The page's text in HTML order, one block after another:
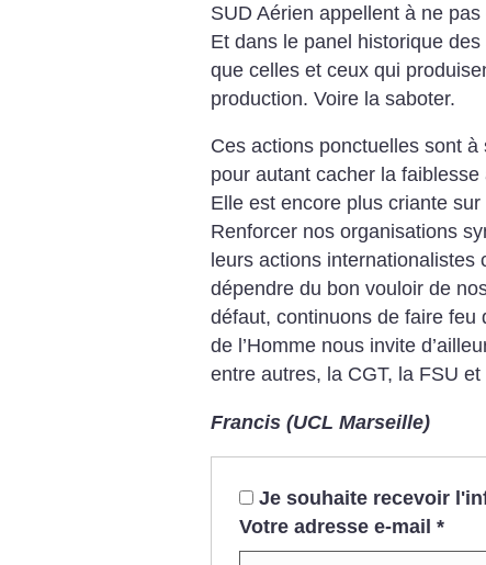
SUD Aérien appellent à ne
Et dans le panel historique
que celles et ceux qui
production. Voire la saboter.
Ces actions ponctuelles sont
pour autant cacher la
Elle est encore plus criante
Renforcer nos organisations
leurs actions internationalistes
dépendre du bon vouloir de
défaut, continuons de faire
de l’Homme nous invite
entre autres, la CGT, la FSU
Francis (UCL Marseille)
Je souhaite recevoir
Votre adresse e-mail *